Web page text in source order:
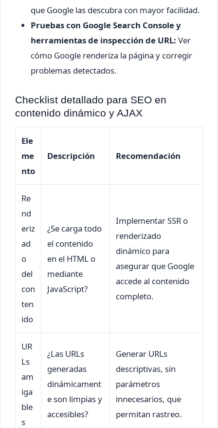
que Google las descubra con mayor facilidad.
Pruebas con Google Search Console y
herramientas de inspección de URL: Ver
cómo Google renderiza la página y corregir
problemas detectados.
Checklist detallado para SEO en
contenido dinámico y AJAX
Ele
me
nto
Descripción Recomendación
Re
nd
eriz
ad
o
del
con
ten
ido
¿Se carga todo
el contenido
en el HTML o
mediante
JavaScript?
Implementar SSR o
renderizado
dinámico para
asegurar que Google
accede al contenido
completo.
UR
Ls
am
iga
ble
s
¿Las URLs
generadas
dinámicament
e son limpias y
accesibles?
Generar URLs
descriptivas, sin
parámetros
innecesarios, que
permitan rastreo.